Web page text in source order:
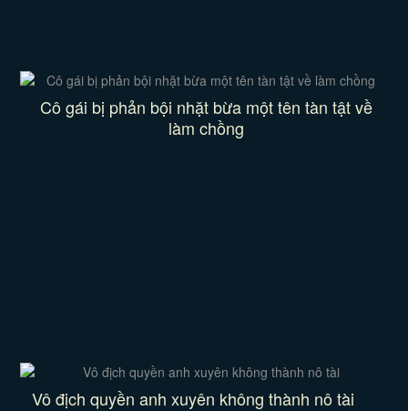
Cô gái bị phản bội nhặt bừa một tên tàn tật về
làm chồng
Vô địch quyền anh xuyên không thành nô tài